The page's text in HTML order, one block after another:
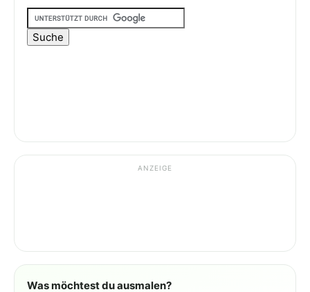
ANZEIGE
Was möchtest du ausmalen?